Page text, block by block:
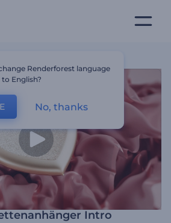
Intro
Renderforest language
to English?
No, thanks